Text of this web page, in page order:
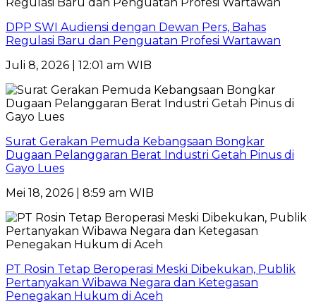
DPP SWI Audiensi dengan Dewan Pers, Bahas
Regulasi Baru dan Penguatan Profesi Wartawan
Juli 8, 2026 | 12:01 am WIB
Surat Gerakan Pemuda Kebangsaan Bongkar
Dugaan Pelanggaran Berat Industri Getah Pinus di
Gayo Lues
Mei 18, 2026 | 8:59 am WIB
PT Rosin Tetap Beroperasi Meski Dibekukan, Publik
Pertanyakan Wibawa Negara dan Ketegasan
Penegakan Hukum di Aceh